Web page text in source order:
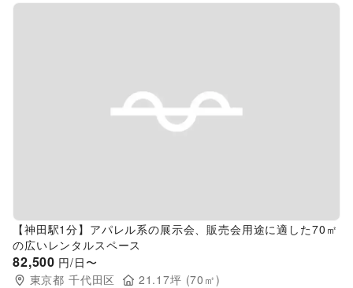
Previous slide
【神田駅1分】アパレル系の展示会、販売会用途に適した70㎡
の広いレンタルスペース
82,500 円/日〜
東京都 千代田区 21.17坪 (70 ㎡)